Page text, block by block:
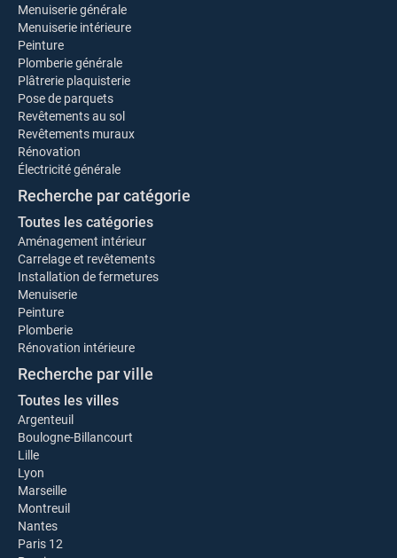
Menuiserie générale
Menuiserie intérieure
Peinture
Plomberie générale
Plâtrerie plaquisterie
Pose de parquets
Revêtements au sol
Revêtements muraux
Rénovation
Électricité générale
Recherche par catégorie
Toutes les catégories
Aménagement intérieur
Carrelage et revêtements
Installation de fermetures
Menuiserie
Peinture
Plomberie
Rénovation intérieure
Recherche par ville
Toutes les villes
Argenteuil
Boulogne-Billancourt
Lille
Lyon
Marseille
Montreuil
Nantes
Paris 12